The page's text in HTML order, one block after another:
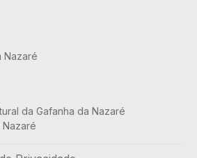
Nazaré
da Gafanha da Nazaré